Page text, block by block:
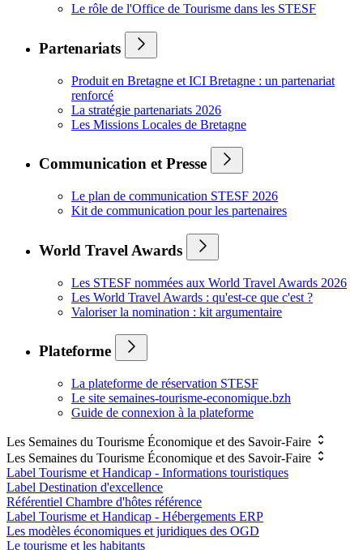
Le rôle de l'Office de Tourisme dans les STESF
Partenariats
Produit en Bretagne et ICI Bretagne : un partenariat
renforcé
La stratégie partenariats 2026
Les Missions Locales de Bretagne
Communication et Presse
Le plan de communication STESF 2026
Kit de communication pour les partenaires
World Travel Awards
Les STESF nommées aux World Travel Awards 2026
Les World Travel Awards : qu'est-ce que c'est ?
Valoriser la nomination : kit argumentaire
Plateforme
La plateforme de réservation STESF
Le site semaines-tourisme-economique.bzh
Guide de connexion à la plateforme
Les Semaines du Tourisme Économique et des Savoir-Faire
Les Semaines du Tourisme Économique et des Savoir-Faire
Label Tourisme et Handicap - Informations touristiques
Label Destination d'excellence
Référentiel Chambre d'hôtes référence
Label Tourisme et Handicap - Hébergements ERP
Les modèles économiques et juridiques des OGD
Le tourisme et les habitants